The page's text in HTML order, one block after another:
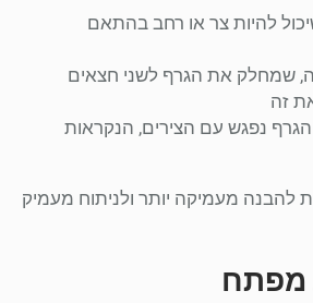
להיות צר או רחב בהתאם
שמחלק את הגרף לשני חצאים
זה
נפגש עם הצירים, הנקראות
להבנה מעמיקה יותר ולניתוח מעמיק
מפתח